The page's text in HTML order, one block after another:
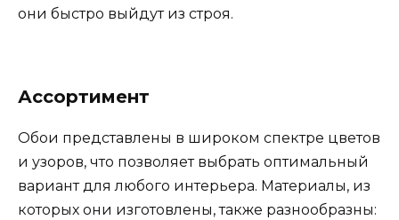
они быстро выйдут из строя.
Ассортимент
Обои представлены в широком спектре цветов
и узоров, что позволяет выбрать оптимальный
вариант для любого интерьера. Материалы, из
которых они изготовлены, также разнообразны: